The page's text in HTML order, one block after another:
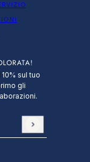
sul tuo
gli
e applica le